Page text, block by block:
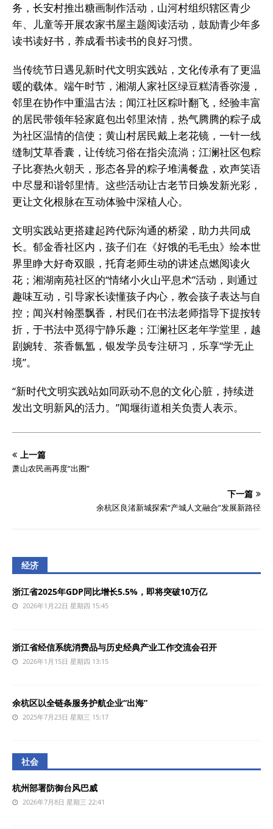
务，长安村推出糖画制作活动，山河村组织辖区青少
年、儿童等开展农家书屋主题阅读活动，鼓励青少年多
读书读好书，养成看书读书的良好习惯。
当传统节日遇见新时代文明实践站，文化传承有了更温
暖的载体。端午时节，湘湖人家社区绿豆糕清香弥漫，
邻里在协作中重温古法；闻江社区粽叶翻飞，经验丰富
的居民带领年轻家庭包出邻里浓情，热气腾腾的粽子成
为社区温情的信使；黄山村居民戴上老花镜，一针一线
缝制艾草香囊，让传统习俗在指尖流淌；江澜社区包粽
子比赛热火朝天，形态各异的粽子堆满餐盘，欢声笑语
中尽显和谐邻里情。这些活动让古老节日焕发新光彩，
更让文化根脉在互动体验中深植人心。
文明实践站更搭建起跨代际沟通的桥梁，助力共同成
长。郁金香社区内，孩子们在《好饿的毛毛虫》绘本世
界里睁大好奇双眼，托育老师生动的讲述点燃阅读火
花；湘湖南苑社区的“情绪小火山平息术”活动，则通过
趣味互动，引导家长读懂孩子内心，教会孩子表达与自
控；闻兴村翰墨飘香，村民们在书法老师指导下提按转
折，于书法中觅得宁静乐趣；江澜社区老年学堂里，越
剧婉转、茶香氤氲，银发学员专注研习，乐享“学无止
境”。
“新时代文明实践站如同跃动不息的文化心脏，持续迸
发出文明新风的活力。”闻堰街道相关负责人表示。
上一篇
萧山农民画再度“出圈”
下一篇
余杭区良渚新城探索“产城人文融合”发展新路径
经济
浙江省2025年GDP同比增长5.5%，即将突破10万亿
2026年1月22日 星期四 15:45
浙江省经信系统消费品与历史经典产业工作交流会召开
2026年1月15日 星期四 13:15
余杭区以全链条服务护航企业“出海”
2025年7月23日 星期三 15:17
社会
杭州部署防御台风巴威
2026年7月8日 星期三 22:41